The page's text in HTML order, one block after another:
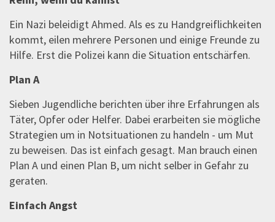
Ein Nazi beleidigt Ahmed. Als es zu Handgreiflichkeiten
kommt, eilen mehrere Personen und einige Freunde zu
Hilfe. Erst die Polizei kann die Situation entschärfen.
Plan A
Sieben Jugendliche berichten über ihre Erfahrungen als
Täter, Opfer oder Helfer. Dabei erarbeiten sie mögliche
Strategien um in Notsituationen zu handeln - um Mut
zu beweisen. Das ist einfach gesagt. Man brauch einen
Plan A und einen Plan B, um nicht selber in Gefahr zu
geraten.
Einfach Angst